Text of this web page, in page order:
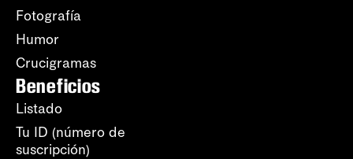
Fotografía
Humor
Crucigramas
Beneficios
Listado
Tu ID (número de
suscripción)